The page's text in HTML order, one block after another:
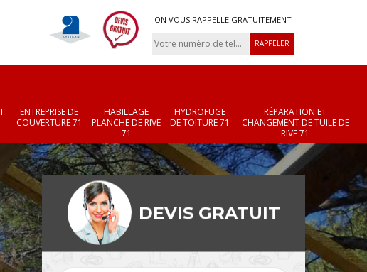
ON VOUS RAPPELLE GRATUITEMENT
ENTREPRISE DE
COUVERTURE 71
HABILLAGE
PLANCHE DE RIVE
71
HYDROFUGE
DE TOITURE 71
RÉPARATION ET
CHANGEMENT DE TUILE DE
RIVE 71
DEVIS GRATUIT